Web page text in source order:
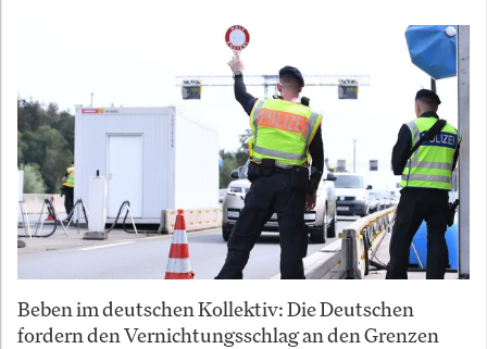
Beben im deutschen Kollektiv: Die Deutschen
fordern den Vernichtungsschlag an den Grenzen